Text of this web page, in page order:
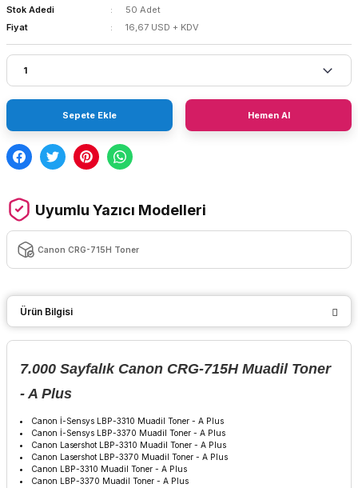
Stok Adedi
50 Adet
Fiyat
16,67 USD + KDV
Sepete Ekle Hemen Al
Uyumlu Yazıcı Modelleri
Canon CRG-715H Toner
Ürün Bilgisi
7.000 SayfalıkCanon CRG-715H Muadil Toner
- A Plus
Canon İ-Sensys LBP-3310 Muadil Toner - A Plus
Canon İ-Sensys LBP-3370 Muadil Toner - A Plus
Canon Lasershot LBP-3310 Muadil Toner - A Plus
Canon Lasershot LBP-3370 Muadil Toner - A Plus
Canon LBP-3310 Muadil Toner - A Plus
Canon LBP-3370 Muadil Toner - A Plus